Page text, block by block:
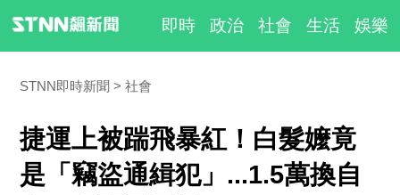
即時 政治 社會 生活 娛樂
STNN即時新聞 社會
捷運上被踹飛暴紅！白髮嬤竟
是「竊盜通緝犯」...1.5萬換自